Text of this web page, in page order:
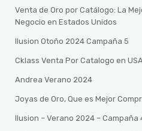
Venta de Oro por Catálogo: La
Negocio en Estados Unidos
Ilusion Otoño 2024 Campaña 5
Cklass Venta Por Catalogo en
Andrea Verano 2024
Joyas de Oro, Que es Mejor
Ilusion – Verano 2024 – Campaña